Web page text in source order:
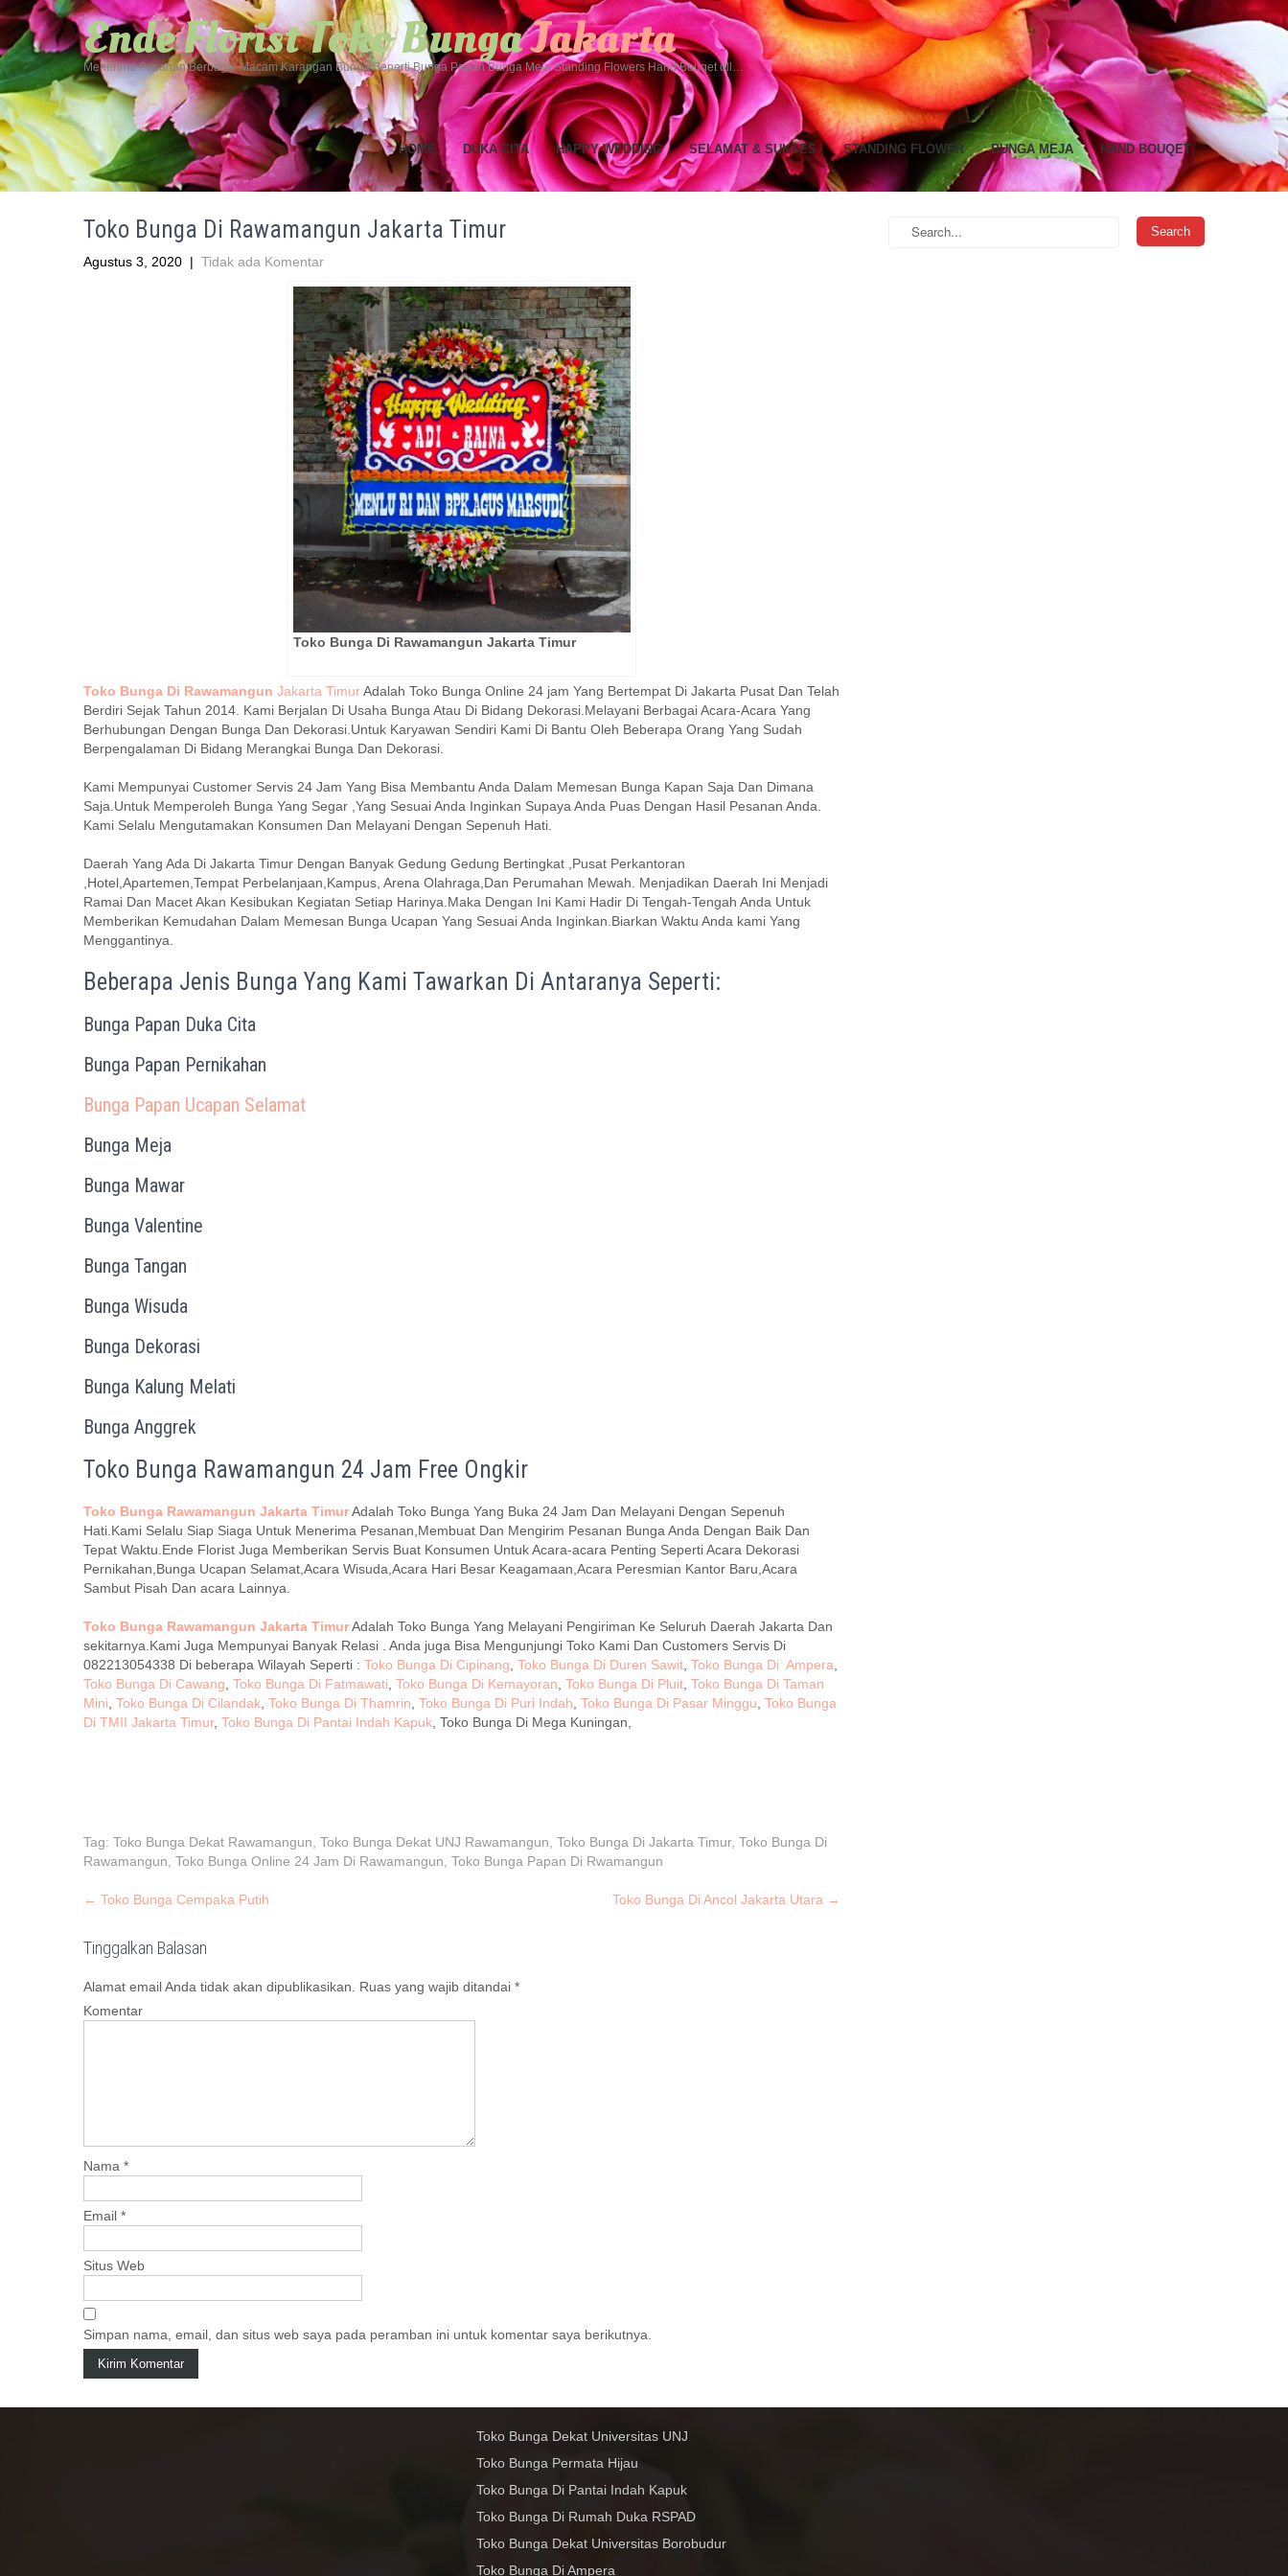
Ende Florist Toko BungaJakarta
Menerima Pesanan Berbagai Macam Karangan Bunga Seperti Bunga Papan Bunga Meja Standing Flowers Hand Bouqet dll…
HOME DUKA CITA HAPPY WEDDING SELAMAT & SUKSES STANDING FLOWER BUNGA MEJA HAND BOUQET
Toko Bunga Di Rawamangun Jakarta Timur
Agustus 3, 2020 | Tidak ada Komentar
Toko Bunga Di Rawamangun Jakarta Timur
Toko Bunga Di Rawamangun Jakarta TimurAdalah Toko Bunga Online 24 jam Yang Bertempat Di Jakarta Pusat Dan Telah
Berdiri Sejak Tahun 2014. Kami Berjalan Di Usaha Bunga Atau Di Bidang Dekorasi.Melayani Berbagai Acara-Acara Yang
Berhubungan Dengan Bunga Dan Dekorasi.Untuk Karyawan Sendiri Kami Di Bantu Oleh Beberapa Orang Yang Sudah
Berpengalaman Di Bidang Merangkai Bunga Dan Dekorasi.
Kami Mempunyai Customer Servis 24 Jam Yang Bisa Membantu Anda Dalam Memesan Bunga Kapan Saja Dan Dimana
Saja.Untuk Memperoleh Bunga Yang Segar ,Yang Sesuai Anda Inginkan Supaya Anda Puas Dengan Hasil Pesanan Anda.
Kami Selalu Mengutamakan Konsumen Dan Melayani Dengan Sepenuh Hati.
Daerah Yang Ada Di Jakarta Timur Dengan Banyak Gedung Gedung Bertingkat ,Pusat Perkantoran
,Hotel,Apartemen,Tempat Perbelanjaan,Kampus, Arena Olahraga,Dan Perumahan Mewah. Menjadikan Daerah Ini Menjadi
Ramai Dan Macet Akan Kesibukan Kegiatan Setiap Harinya.Maka Dengan Ini Kami Hadir Di Tengah-Tengah Anda Untuk
Memberikan Kemudahan Dalam Memesan Bunga Ucapan Yang Sesuai Anda Inginkan.Biarkan Waktu Anda kami Yang
Menggantinya.
Beberapa Jenis Bunga Yang Kami Tawarkan Di Antaranya Seperti:
Bunga Papan Duka Cita
Bunga Papan Pernikahan
Bunga Papan Ucapan Selamat
Bunga Meja
Bunga Mawar
Bunga Valentine
Bunga Tangan
Bunga Wisuda
Bunga Dekorasi
Bunga Kalung Melati
Bunga Anggrek
Toko Bunga Rawamangun 24 Jam Free Ongkir
Toko Bunga Rawamangun Jakarta TimurAdalah Toko Bunga Yang Buka 24 Jam Dan Melayani Dengan Sepenuh
Hati.Kami Selalu Siap Siaga Untuk Menerima Pesanan,Membuat Dan Mengirim Pesanan Bunga Anda Dengan Baik Dan
Tepat Waktu.Ende Florist Juga Memberikan Servis Buat Konsumen Untuk Acara-acara Penting Seperti Acara Dekorasi
Pernikahan,Bunga Ucapan Selamat,Acara Wisuda,Acara Hari Besar Keagamaan,Acara Peresmian Kantor Baru,Acara
Sambut Pisah Dan acara Lainnya.
Toko Bunga Rawamangun Jakarta TimurAdalah Toko Bunga Yang Melayani Pengiriman Ke Seluruh Daerah Jakarta Dan
sekitarnya.Kami Juga Mempunyai Banyak Relasi . Anda juga Bisa Mengunjungi Toko Kami Dan Customers Servis Di
082213054338 Di beberapa Wilayah Seperti : Toko Bunga Di Cipinang Toko Bunga Di Duren Sawit Toko Bunga Di Ampera
Toko Bunga Di Cawang Toko Bunga Di Fatmawati Toko Bunga Di Kemayoran Toko Bunga Di Pluit Toko Bunga Di Taman
Mini Toko Bunga Di Cilandak Toko Bunga Di Thamrin Toko Bunga Di Puri Indah Toko Bunga Di Pasar Minggu Toko Bunga
Di TMII Jakarta Timur, Toko Bunga Di Pantai Indah Kapuk , Toko Bunga Di Mega Kuningan,
Tag: Toko Bunga Dekat Rawamangun Toko Bunga Dekat UNJ Rawamangun Toko Bunga Di Jakarta Timur, Toko Bunga Di
Rawamangun Toko Bunga Online 24 Jam Di Rawamangun Toko Bunga Papan Di Rwamangun
P
s
n
a
t
i
n
← Toko Bunga Cempaka Putih Toko Bunga Di Ancol Jakarta Utara →
Tinggalkan Balasan
Alamat email Anda tidak akan dipublikasikan. Ruas yang wajib ditandai *
Komentar
Nama *
Email *
Situs Web
Simpan nama, email, dan situs web saya pada peramban ini untuk komentar saya berikutnya.
Toko Bunga Dekat Universitas UNJ
Toko Bunga Permata Hijau
Toko Bunga Di Pantai Indah Kapuk
Toko Bunga Di Rumah Duka RSPAD
Toko Bunga Dekat Universitas Borobudur
Toko Bunga Di Ampera